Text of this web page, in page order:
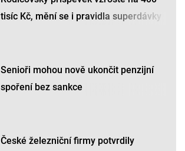
tisíc Kč, mění se i pravidla superdávky
Senioři mohou nově ukončit penzijní
spoření bez sankce
České železniční firmy potvrdily